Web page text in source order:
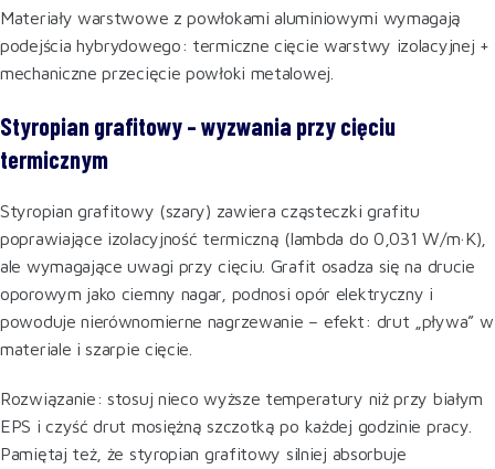
Materiały warstwowe z powłokami aluminiowymi wymagają
podejścia hybrydowego: termiczne cięcie warstwy izolacyjnej +
mechaniczne przecięcie powłoki metalowej.
Styropian grafitowy – wyzwania przy cięciu
termicznym
Styropian grafitowy (szary) zawiera cząsteczki grafitu
poprawiające izolacyjność termiczną (lambda do 0,031 W/m·K),
ale wymagające uwagi przy cięciu. Grafit osadza się na drucie
oporowym jako ciemny nagar, podnosi opór elektryczny i
powoduje nierównomierne nagrzewanie – efekt: drut „pływa” w
materiale i szarpie cięcie.
Rozwiązanie: stosuj nieco wyższe temperatury niż przy białym
EPS i czyść drut mosiężną szczotką po każdej godzinie pracy.
Pamiętaj też, że styropian grafitowy silniej absorbuje